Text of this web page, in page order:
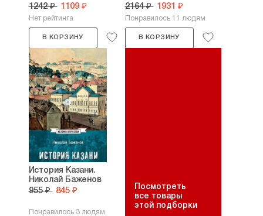
1242 ₽ 1109 ₽
Нет рейтинга
В КОРЗИНУ
2164 ₽ 1931 ₽
Понравилось 11 людям
В КОРЗИНУ
История Казани.
Николай Баженов
955 ₽ 845 ₽
Понравилось 3 людям
Посмотреть
все товары
этой подборки